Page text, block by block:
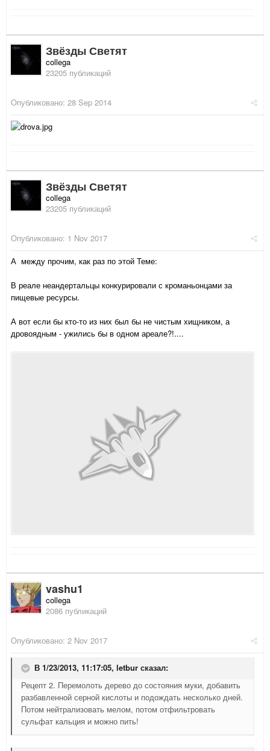
Звёзды Светят
collega
23205 публикаций
Опубликовано: 28 Sep 2014
Звёзды Светят
collega
23205 публикаций
Опубликовано: 1 Nov 2017
А между прочим, как раз по этой Теме:
В реале неандертальцы конкурировали с кроманьонцами за
пищевые ресурсы.
А вот если бы кто-то из них был бы не чистым хищником, а
дровоядным - ужились бы в одном ареале?!....
vashu1
collega
2086 публикаций
Опубликовано: 2 Nov 2017
В 1/23/2013, 11:17:05, letbur сказал:
Рецепт 2. Перемолоть дерево до состояния муки, добавить
разбавленной серной кислоты и подождать несколько дней.
Потом нейтрализовать мелом, потом отфильтровать
сульфат кальция и можно пить!